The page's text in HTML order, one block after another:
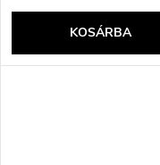
KOSÁRBA